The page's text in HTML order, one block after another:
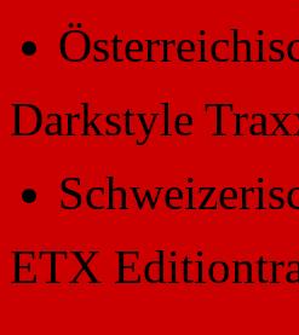
Darkstyle
ETX